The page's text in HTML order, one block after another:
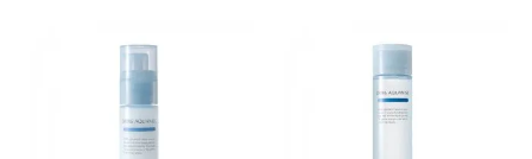
ーラ化成研究所調べ）アレルギーテ
スト済＝全ての方にアレルギーが起
こらないということではありませ
計で、あなたのエイジングケアを応
え、シミ・ソバカスを防ぐ（ウォッ
シュ除く）*2 オルビス内スキンケ
ーラ化成は独自の先端研究により、
ナノバブルよりも小さい超微粒子
(*3)をクレンジングに搭載すること
与え、さらに疑似セラミド(*3)が角
層の隙間に浸透(*4)。夜のスキンケ